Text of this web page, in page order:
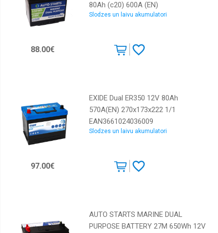
Signalizacijas
80Ah (c20) 600A (EN)
260x172x200/223 1/1 EAN47
Slodzes un laivu akumulatori
88.00€
EXIDE Dual ER350 12V 80Ah
570A(EN) 270x173x222 1/1
EAN3661024036009
Slodzes un laivu akumulatori
97.00€
AUTO STARTS MARINE DUAL
PURPOSE BATTERY 27M 650Wh 12V